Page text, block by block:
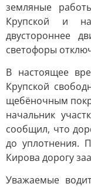
земляные
Крупской и на
двустороннее
светофоры
В настоящее
Крупской
щебёночным
начальник
сообщил, что
до уплотнения.
Кирова дорогу
Уважаемые